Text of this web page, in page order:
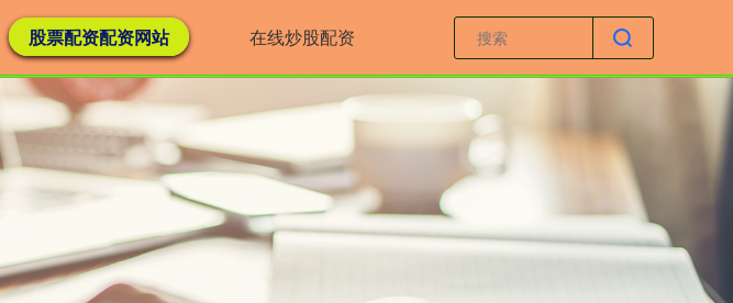
股票配资配资网站 在线炒股配资